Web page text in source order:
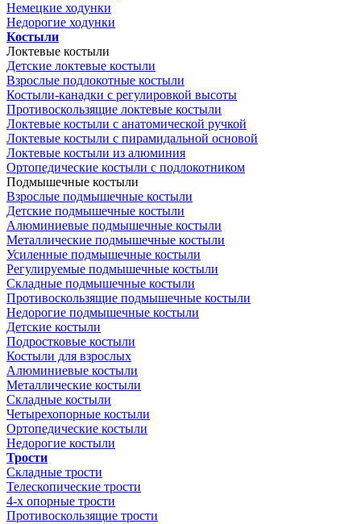
Немецкие ходунки
Недорогие ходунки
Костыли
Локтевые костыли
Детские локтевые костыли
Взрослые подлокотные костыли
Костыли-канадки с регулировкой высоты
Противоскользящие локтевые костыли
Локтевые костыли с анатомической ручкой
Локтевые костыли с пирамидальной основой
Локтевые костыли из алюминия
Ортопедические костыли с подлокотником
Подмышечные костыли
Взрослые подмышечные костыли
Детские подмышечные костыли
Алюминиевые подмышечные костыли
Металлические подмышечные костыли
Усиленные подмышечные костыли
Регулируемые подмышечные костыли
Складные подмышечные костыли
Противоскользящие подмышечные костыли
Недорогие подмышечные костыли
Детские костыли
Подростковые костыли
Костыли для взрослых
Алюминиевые костыли
Металлические костыли
Складные костыли
Четырехопорные костыли
Ортопедические костыли
Недорогие костыли
Трости
Складные трости
Телескопические трости
4-х опорные трости
Противоскользящие трости